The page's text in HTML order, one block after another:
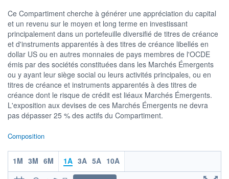
04/12 08/04
5,0
CATÉGORIE MORNINGSTAR
Obligations Marchés
Emergents
FONDS PARTENAIRES
TARIFS PRIVILÉGIÉS 0%
PEA
Non éligible Boursobank
ACTIF NET (EUR)
Ce Compartiment cherche à générer une appréciation du capital
et un revenu sur le moyen et long terme en investissant
principalement dans un portefeuille diversifié de titres de créance
et d'instruments apparentés à des titres de créance libellés en
dollar US ou en autres monnaies de pays membres de l'OCDE
émis par des sociétés constituées dans les Marchés Émergents
ou y ayant leur siège social ou leurs activités principales, ou en
titres de créance et instruments apparentés à des titres de
créance dont le risque de crédit est liéaux Marchés Émergents.
L'exposition aux devises de ces Marchés Émergents ne devra
pas dépasser 25 % des actifs du Compartiment.
Composition
1M 3M 6M 1A 3A 5A 10A